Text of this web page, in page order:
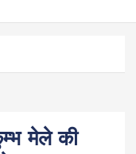
मेले की